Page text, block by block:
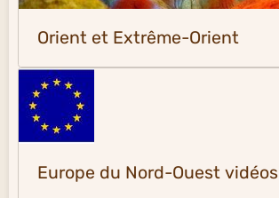
Orient et Extrême-Orient
Europe du Nord-Ouest vidéos